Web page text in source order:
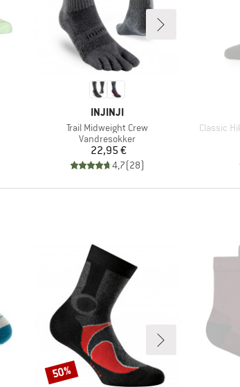
MÆRKE
INJINJI
Artikel
Trail Midweight Crew
Produktgruppe
Vandresokker
Pris
22,95 €
4,7(28)
Artikel
Classic
Rabat
50%